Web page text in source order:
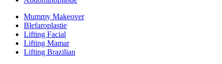
Mummy Makeover
Blefaroplastie
Lifting Facial
Lifting Mamar
Lifting Brazilian